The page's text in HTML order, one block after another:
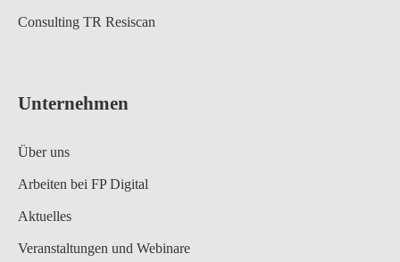
Consulting TR Resiscan
Unternehmen
Über uns
Arbeiten bei FP Digital
Aktuelles
Veranstaltungen und Webinare